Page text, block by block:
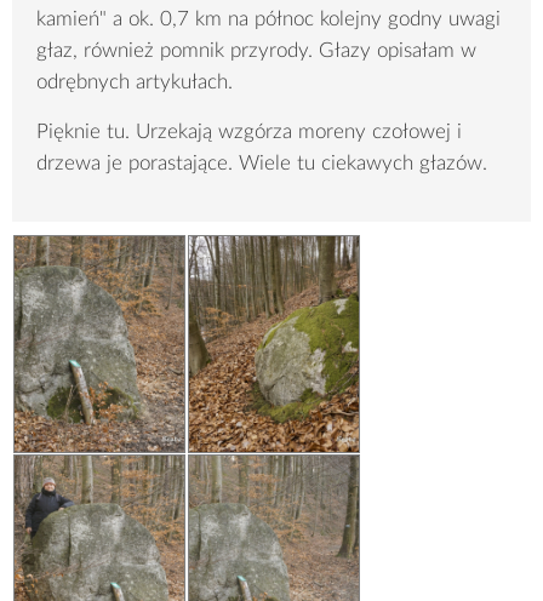
kamień" a ok. 0,7 km na północ kolejny godny uwagi
głaz, również pomnik przyrody. Głazy opisałam w
odrębnych artykułach.
Pięknie tu. Urzekają wzgórza moreny czołowej i
drzewa je porastające. Wiele tu ciekawych głazów.